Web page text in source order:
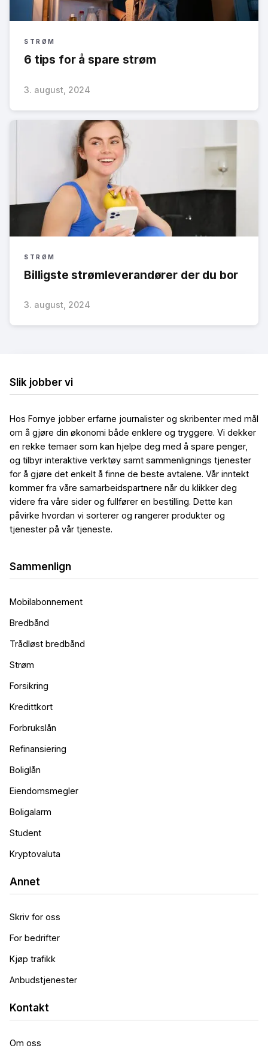
STRØM
6 tips for å spare strøm
3. august, 2024
STRØM
Billigste strømleverandører der du bor
3. august, 2024
Slik jobber vi
Hos Fornye jobber erfarne journalister og skribenter med mål
om å gjøre din økonomi både enklere og tryggere. Vi dekker
en rekke temaer som kan hjelpe deg med å spare penger,
og tilbyr interaktive verktøy samt sammenlignings tjenester
for å gjøre det enkelt å finne de beste avtalene. Vår inntekt
kommer fra våre samarbeidspartnere når du klikker deg
videre fra våre sider og fullfører en bestilling. Dette kan
påvirke hvordan vi sorterer og rangerer produkter og
tjenester på vår tjeneste.
Sammenlign
Mobilabonnement
Bredbånd
Trådløst bredbånd
Strøm
Forsikring
Kredittkort
Forbrukslån
Refinansiering
Boliglån
Eiendomsmegler
Boligalarm
Student
Kryptovaluta
Annet
Skriv for oss
For bedrifter
Kjøp trafikk
Anbudstjenester
Kontakt
Om oss